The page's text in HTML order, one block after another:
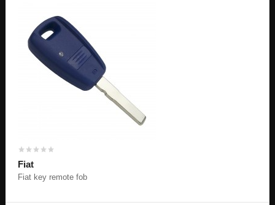
Fiat
Fiat key remote fob